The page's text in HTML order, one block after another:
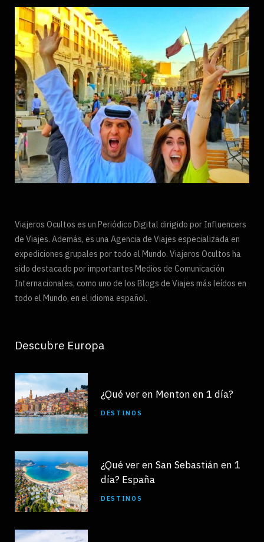
Viajeros Ocultos es un Periódico Digital dirigido por Influencers
de Viajes. Además, es una Agencia de Viajes especializada en
expediciones grupales por todo el Mundo. Viajeros Ocultos ha
sido destacado por importantes Medios de Comunicación
Internacionales, como uno de los Blogs de Viajes más leídos en
todo el Mundo, en el idioma español.
Descubre Europa
¿Qué ver en Menton en 1 día?
DESTINOS
¿Qué ver en San Sebastián en 1
día? España
DESTINOS